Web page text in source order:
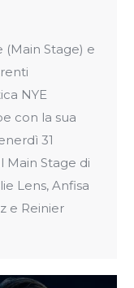
Stage) e
NYE
con la sua
31
Main Stage di
Lens, Anfisa
e Reinier